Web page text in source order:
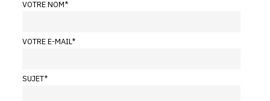
VOTRE NOM*
VOTRE E-MAIL*
SUJET*